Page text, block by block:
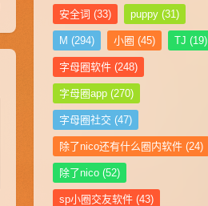
安全词 (33) puppy (31)
M (294) 小圈 (45) TJ (19)
字母圈软件 (248)
字母圈app (270)
字母圈社交 (47)
除了nico还有什么圈内软件 (24)
除了nico (52)
sp小圈交友软件 (43)